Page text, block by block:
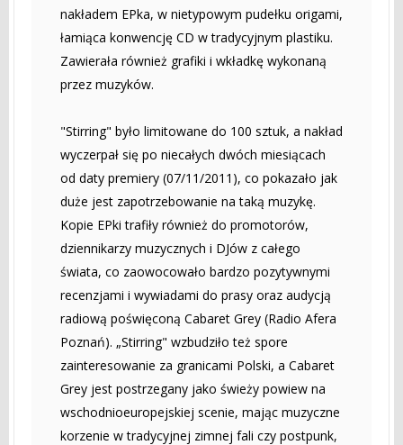
nakładem EPka, w nietypowym pudełku origami,
łamiąca konwencję CD w tradycyjnym plastiku.
Zawierała również grafiki i wkładkę wykonaną
przez muzyków.
"Stirring" było limitowane do 100 sztuk, a nakład
wyczerpał się po niecałych dwóch miesiącach
od daty premiery (07/11/2011), co pokazało jak
duże jest zapotrzebowanie na taką muzykę.
Kopie EPki trafiły również do promotorów,
dziennikarzy muzycznych i DJów z całego
świata, co zaowocowało bardzo pozytywnymi
recenzjami i wywiadami do prasy oraz audycją
radiową poświęconą Cabaret Grey (Radio Afera
Poznań). „Stirring" wzbudziło też spore
zainteresowanie za granicami Polski, a Cabaret
Grey jest postrzegany jako świeży powiew na
wschodnioeuropejskiej scenie, mając muzyczne
korzenie w tradycyjnej zimnej fali czy postpunk,